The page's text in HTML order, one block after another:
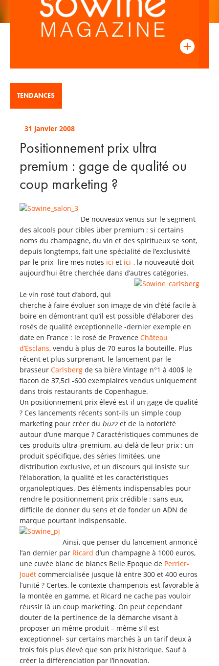
TENDANCES
31 janvier 2008
Positionnement prix ultra
premium : gage de qualité ou
coup marketing ?
De nouveaux venus sur le segment
des alcools pour cibles über premium : si certains
noms du champagne, du vin et des spiritueux se sont,
depuis longtemps, fait une spécialité de l’exclusivité
par le prix -lire mes notes ici et ici-, la nouveauté doit
aujourd’hui être cherchée dans d’autres catégories.
Le vin rosé tout d’abord, qui
cherche à faire évoluer son image de vin d’été facile à
boire en démontrant qu’il est possible d’élaborer des
rosés de qualité exceptionnelle -dernier exemple en
date en France : le rosé de Provence Château
d’Esclans, vendu à plus de 70 euros la bouteille. Plus
récent et plus surprenant, le lancement par le
brasseur Carlsberg de sa bière Vintage n°1 à 400$ le
flacon de 37,5cl -600 exemplaires vendus uniquement
dans trois restaurants de Copenhague.
Un positionnement prix élevé est-il un gage de qualité
? Ces lancements récents sont-ils un simple coup
marketing pour créer du buzzet de la notoriété
autour d’une marque ? Caractéristiques communes de
ces produits ultra-premium, au-delà de leur prix : un
produit spécifique, des séries limitées, une
distribution exclusive, et un discours qui insiste sur
l’élaboration, la qualité et les caractéristiques
organoleptiques. Des éléments indispensables pour
rendre le positionnement prix crédible : sans eux,
difficile de donner du sens et de fonder un ADN de
marque pourtant indispensable.
Ainsi, que penser du lancement annoncé
l’an dernier par Ricard d’un champagne à 1000 euros,
une cuvée blanc de blancs Belle Epoque de Perrier-
Jouët commercialisée jusque là entre 300 et 400 euros
l’unité ? Certes, le contexte champenois est favorable à
la montée en gamme, et Ricard ne cache pas vouloir
réussir là un coup marketing. On peut cependant
douter de la pertinence de la démarche visant à
proposer un même produit – même s’il est
exceptionnel- sur certains marchés à un tarif deux à
trois fois plus élevé que son prix historique. Sauf à
créer la différenciation par l’innovation.